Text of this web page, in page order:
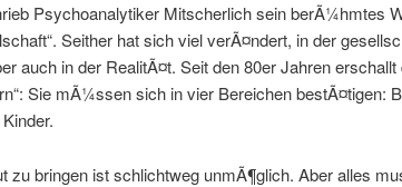
Psychoanalytiker Mitscherlich sein berÃ¼hmtes
Seither hat sich viel verÃ¤ndert, in der
auch in der RealitÃ¤t. Seit den 80er Jahren
Sie mÃ¼ssen sich in vier Bereichen bestÃ¤tigen:
zu bringen ist schlichtweg unmÃ¶glich. Aber alles